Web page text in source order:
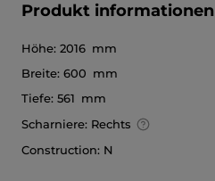
Produkt informationen
Höhe: 2016 mm
Breite: 600 mm
Tiefe: 561 mm
Scharniere: Rechts
Construction: N